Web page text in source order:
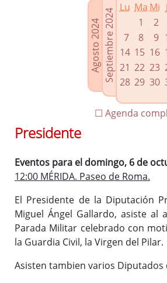
Enlaces
Agenda de Presidencia
Plenos provinciales y Juntas de gobierno
Oficina de Proyectos Europeos
Agosto 2024Septiembre 2024
Lu Ma Mi
1
2
7
8 9
14 15 16
21 22 23
28 29 30
☐ Agenda
Presidente
Eventos para el domingo, 6 de
12:00 MÉRIDA. Paseo de Roma.
El Presidente de la Diputación
Miguel Ángel Gallardo, asiste al
Parada Militar celebrado con
la Guardia Civil, la Virgen del Pilar.
Asisten tambien varios Diputados